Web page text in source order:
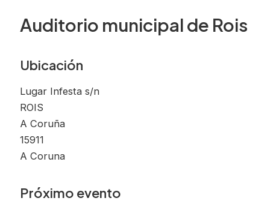
Auditorio municipal de Rois
Ubicación
Lugar Infesta s/n
ROIS
A Coruña
15911
A Coruna
Próximo evento